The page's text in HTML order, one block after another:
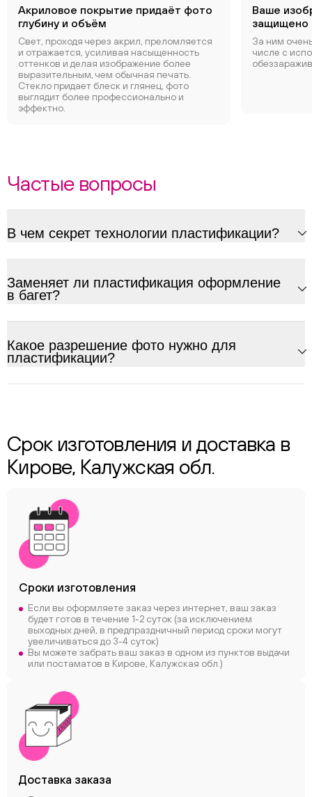
Акриловое покрытие придаёт фото
глубину и объём
Свет, проходя через акрил, преломляется
и отражается, усиливая насыщенность
оттенков и делая изображение более
выразительным, чем обычная печать.
Стекло придает блеск и глянец, фото
выглядит более профессионально и
эффектно.
Ваше
защищено
За ним
числе с
Частые вопросы
В чем секрет технологии пластификации?
Заменяет ли пластификация оформление
в багет?
Какое разрешение фото нужно для
пластификации?
Срок изготовления и доставка в
Кирове, Калужская обл.
Сроки изготовления
Если вы оформляете заказ через интернет, ваш заказ
будет готов в течение 1-2 суток (за исключением
выходных дней, в предпраздничный период сроки могут
увеличиваться до 3-4 суток)
Вы можете забрать ваш заказ в одном из пунктов выдачи
или постаматов в Кирове, Калужская обл.)
Доставка заказа